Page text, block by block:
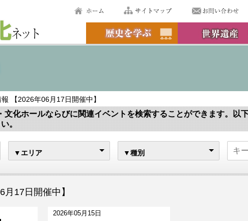
【2026年06月17日開催中】
文化ホールならびに関連イベントを検索することができます。以
。
▼エリア ▼種別
17日開催中】
2026年05月15日